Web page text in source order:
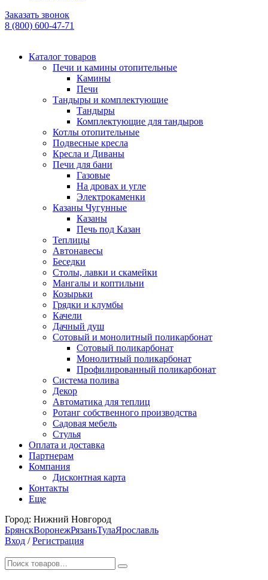
Заказать звонок
8 (800) 600-47-71
Каталог товаров
Печи и камины отопительные
Камины
Печи
Тандыры и комплектующие
Тандыры
Комплектующие для тандыров
Котлы отопительные
Подвесные кресла
Кресла и Диваны
Печи для бани
Газовые
На дровах и угле
Электрокаменки
Казаны Чугунные
Казаны
Печь под Казан
Теплицы
Автонавесы
Беседки
Столы, лавки и скамейки
Мангалы и коптильни
Козырьки
Грядки и клумбы
Качели
Дачный душ
Сотовый и монолитный поликарбонат
Сотовый поликарбонат
Монолитный поликарбонат
Профилированный поликарбонат
Система полива
Декор
Автоматика для теплиц
Ротанг собственного производства
Садовая мебель
Стулья
Оплата и доставка
Партнерам
Компания
Дисконтная карта
Контакты
Еще
Город: Нижний Новгород
БрянскВоронежРязаньТулаЯрославль
Вход / Регистрация